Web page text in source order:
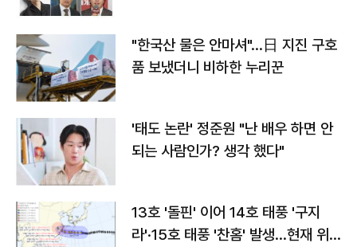
"한국산 물은 안마셔"…日 지진 구호
품 보냈더니 비하한 누리꾼
'태도 논란' 정준원 "난 배우 하면 안
되는 사람인가? 생각 했다"
13호 '돌핀' 이어 14호 태풍 '구지
라'·15호 태풍 '찬홈' 발생…현재 위